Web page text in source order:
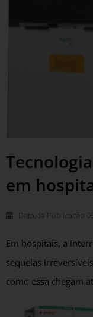
em
Data da Publicação
Em hospitais, a
sequelas
como essa chegam